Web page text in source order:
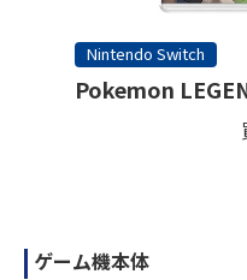
Nintendo Switch
Pokemon
ゲーム機本体